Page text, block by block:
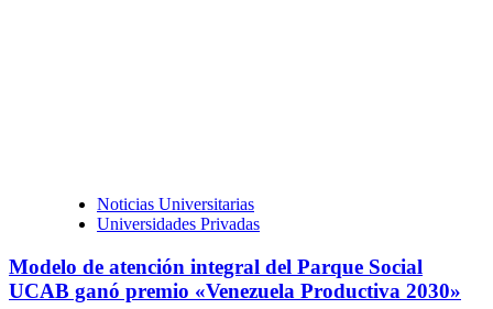
Noticias Universitarias
Universidades Privadas
Modelo de atención integral del Parque Social
UCAB ganó premio «Venezuela Productiva 2030»